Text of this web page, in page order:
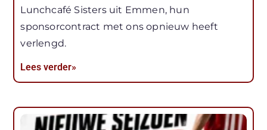
Lunchcafé Sisters uit Emmen, hun
sponsorcontract met ons opnieuw heeft
verlengd.
Lees verder»